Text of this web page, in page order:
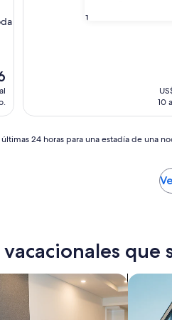
31
10
24 horas para una estadía de una
que
apart-hoteles Buscar